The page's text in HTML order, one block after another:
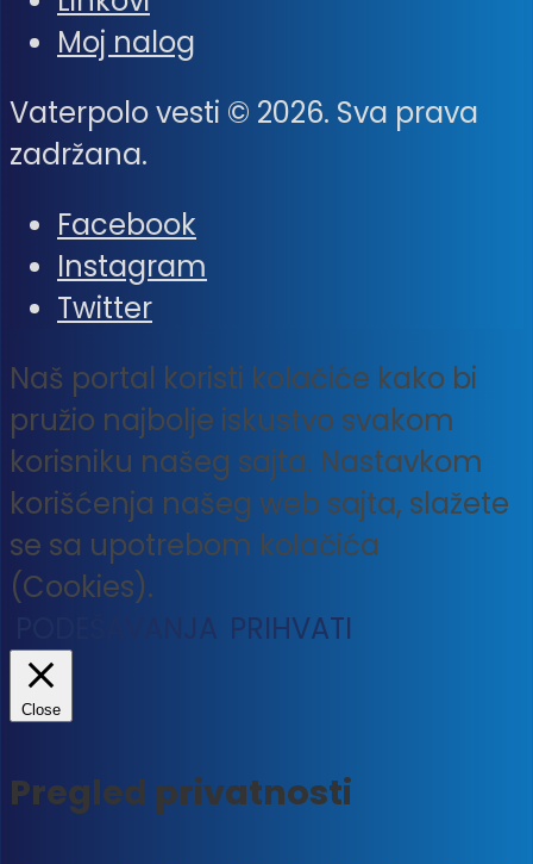
Moj nalog
Vaterpolo vesti © 2026. Sva prava
zadržana.
Facebook
Instagram
Twitter
Naš portal koristi kolačiće kako bi
pružio najbolje iskustvo svakom
korisniku našeg sajta. Nastavkom
korišćenja našeg web sajta, slažete
se sa upotrebom kolačića
(Cookies).
PODEŠAVANJA PRIHVATI
Close
Pregled privatnosti